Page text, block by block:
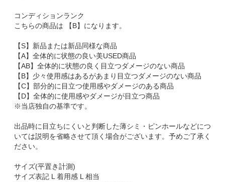
コンディションランク
こちらの商品は 【B】になります。
【S】新品または新品同様な商品
【A】全体的に状態の良い美USED商品
【AB】全体的に状態の良く目立つダメージのない商品
【B】少々使用感はあるがあまり目立つダメージのない商品
【C】部分的に目立つ使用感やダメージのある商品
【D】全体的に使用感やダメージが目立つ商品
※当店独自の基準です。
出品時に目立ちにくいと判断した薄シミ・ピンホールなどにつ
いては説明を省略させて頂く場合がございます。予めご了承く
ださい。
サイズ(平置き計測)
サイズ表記 L 着用感 L 相当